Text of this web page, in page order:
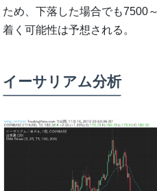
ため、下落した場合でも7500
着く可能性は予想される。
イーサリアム分析